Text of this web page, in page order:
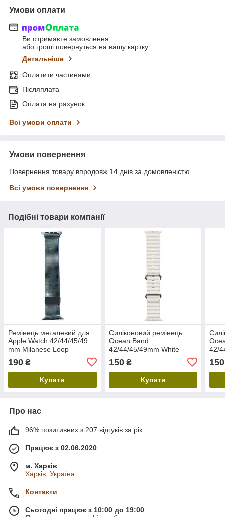
Умови оплати
Ви отримаєте замовлення
або гроші повернуться на вашу картку
Детальніше
Оплатити частинами
Післяплата
Оплата на рахунок
Всі умови оплати
Умови повернення
Повернення товару впродовж 14 днів за домовленістю
Всі умови повернення
Подібні товари компанії
Ремінець металевий для
Apple Watch 42/44/45/49
mm Milanese Loop
190 ₴
Купити
Силіконовий ремінець
Ocean Band
42/44/45/49mm White
150₴
Купити
42/
150
Про нас
96% позитивних з 207 відгуків за рік
Працює з 02.06.2020
м. Харків
Харків, Україна
Контакти
Сьогодні працює з 10:00 до 19:00